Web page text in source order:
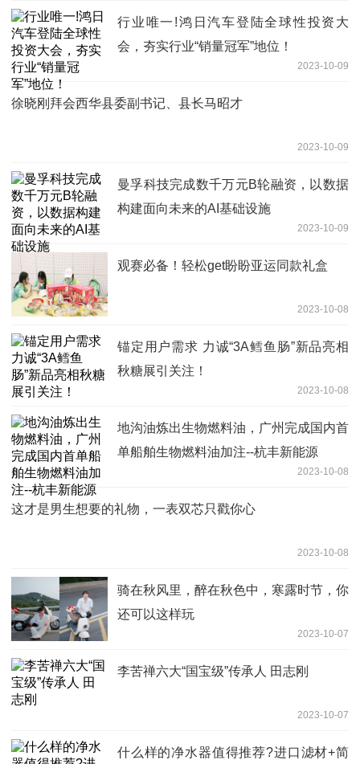
行业唯一!鸿日汽车登陆全球性投资大
会，夯实行业“销量冠军”地位！
2023-10-09
徐晓刚拜会西华县委副书记、县长马昭才
2023-10-09
曼孚科技完成数千万元B轮融资，以数据
构建面向未来的AI基础设施
2023-10-09
观赛必备！轻松get盼盼亚运同款礼盒
2023-10-08
锚定用户需求 力诚“3A鳕鱼肠”新品亮相
秋糖展引关注！
2023-10-08
地沟油炼出生物燃料油，广州完成国内首
单船舶生物燃料油加注--杭丰新能源
2023-10-08
这才是男生想要的礼物，一表双芯只戳你心
2023-10-08
骑在秋风里，醉在秋色中，寒露时节，你
还可以这样玩
2023-10-07
李苦禅六大“国宝级”传承人 田志刚
2023-10-07
什么样的净水器值得推荐?进口滤材+简